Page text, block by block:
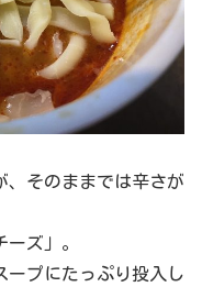
、そのままでは辛さが
ズ」。
ープにたっぷり投入し